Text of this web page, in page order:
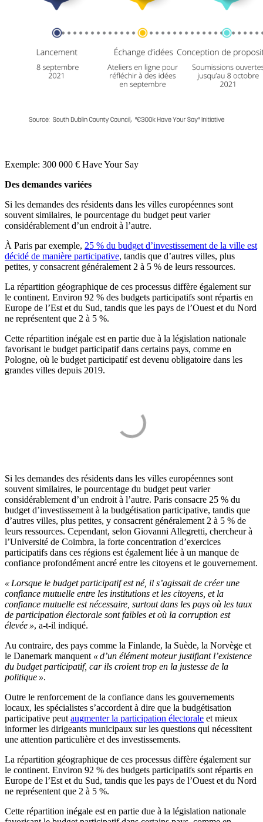
Exemple: 300 000 € Have Your Say
Des demandes variées
Si les demandes des résidents dans les villes européennes sont
souvent similaires, le pourcentage du budget peut varier
considérablement d’un endroit à l’autre.
À Paris par exemple, 25 % du budget d’investissement de la ville est
décidé de manière participative, tandis que d’autres villes, plus
petites, y consacrent généralement 2 à 5 % de leurs ressources.
La répartition géographique de ces processus diffère également sur
le continent. Environ 92 % des budgets participatifs sont répartis en
Europe de l’Est et du Sud, tandis que les pays de l’Ouest et du Nord
ne représentent que 2 à 5 %.
Cette répartition inégale est en partie due à la législation nationale
favorisant le budget participatif dans certains pays, comme en
Pologne, où le budget participatif est devenu obligatoire dans les
grandes villes depuis 2019.
Si les demandes des résidents dans les villes européennes sont
souvent similaires, le pourcentage du budget peut varier
considérablement d’un endroit à l’autre. Paris consacre 25 % du
budget d’investissement à la budgétisation participative, tandis que
d’autres villes, plus petites, y consacrent généralement 2 à 5 % de
leurs ressources. Cependant, selon Giovanni Allegretti, chercheur à
l’Université de Coimbra, la forte concentration d’exercices
participatifs dans ces régions est également liée à un manque de
confiance profondément ancré entre les citoyens et le gouvernement.
« Lorsque le budget participatif est né, il s’agissait de créer une
confiance mutuelle entre les institutions et les citoyens, et la
confiance mutuelle est nécessaire, surtout dans les pays où les taux
de participation électorale sont faibles et où la corruption est
élevée », a-t-il indiqué.
Au contraire, des pays comme la Finlande, la Suède, la Norvège et
le Danemark manquent « d’un élément moteur justifiant l’existence
du budget participatif, car ils croient trop en la justesse de la
politique ».
Outre le renforcement de la confiance dans les gouvernements
locaux, les spécialistes s’accordent à dire que la budgétisation
participative peut augmenter la participation électorale et mieux
informer les dirigeants municipaux sur les questions qui nécessitent
une attention particulière et des investissements.
La répartition géographique de ces processus diffère également sur
le continent. Environ 92 % des budgets participatifs sont répartis en
Europe de l’Est et du Sud, tandis que les pays de l’Ouest et du Nord
ne représentent que 2 à 5 %.
Cette répartition inégale est en partie due à la législation nationale